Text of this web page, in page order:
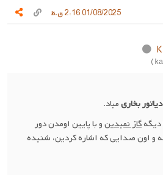
01/08/2025 2:16 ق.ظ
بخاریمیاد.
دیگهگاز نمیدینو با پایین اومدن دور
و اون صدایی که اشاره کردین، شنیده